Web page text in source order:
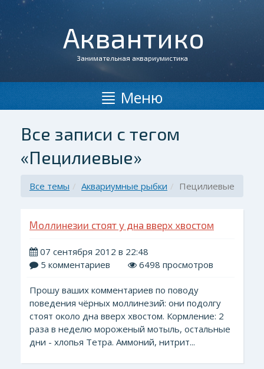
Аквантико
Занимательная аквариумистика
Меню
Все записи с тегом
«Пецилиевые»
Все темы Аквариумные рыбки Пецилиевые
Моллинезии стоят у дна вверх хвостом
07 сентября 2012 в 22:48
5 комментариев
6498 просмотров
Прошу ваших комментариев по поводу
поведения чёрных моллинезий: они подолгу
стоят около дна вверх хвостом. Кормление: 2
раза в неделю мороженый мотыль, остальные
дни - хлопья Тетра. Аммоний, нитрит...